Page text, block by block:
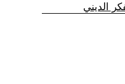
الديني